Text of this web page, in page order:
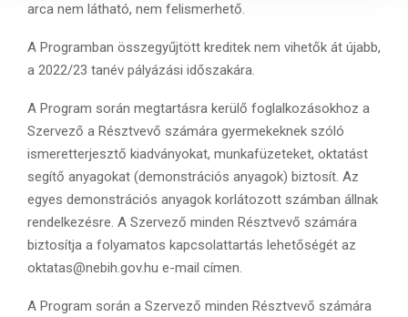
arca nem látható, nem felismerhető.
A Programban összegyűjtött kreditek nem vihetők át újabb,
a 2022/23 tanév pályázási időszakára.
A Program során megtartásra kerülő foglalkozásokhoz a
Szervező a Résztvevő számára gyermekeknek szóló
ismeretterjesztő kiadványokat, munkafüzeteket, oktatást
segítő anyagokat (demonstrációs anyagok) biztosít. Az
egyes demonstrációs anyagok korlátozott számban állnak
rendelkezésre. A Szervező minden Résztvevő számára
biztosítja a folyamatos kapcsolattartás lehetőségét az
oktatas@nebih.gov.hu e-mail címen.
A Program során a Szervező minden Résztvevő számára